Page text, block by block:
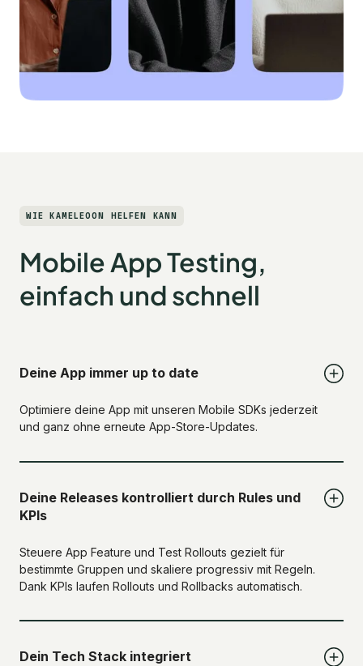
WIE KAMELEOON HELFEN KANN
Mobile App Testing,
einfach und schnell
Deine App immer up to date
Optimiere deine App mit unseren Mobile SDKs jederzeit
und ganz ohne erneute App-Store-Updates.
Deine Releases kontrolliert durch Rules und
KPIs
Steuere App Feature und Test Rollouts gezielt für
bestimmte Gruppen und skaliere progressiv mit Regeln.
Dank KPIs laufen Rollouts und Rollbacks automatisch.
Dein Tech Stack integriert